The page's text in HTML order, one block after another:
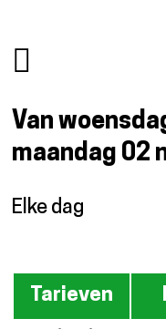
Van
maandag 02
Elke dag
Tarieven